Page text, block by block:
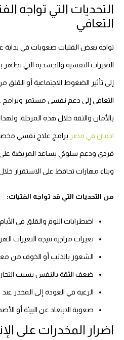
التحديات التي تواجه
التعافي
تواجه بعض الفتيات صعوبات في بداية
التغيرات النفسية والجسدية التي
إلى تأثير الضغوط الاجتماعية أو القلق
التعافي إلى دعم نفسي مستمر وبرامج
بالأمان والثقة خلال هذه المرحلة،
ادمان في مصر برامج علاج نفسي
فردي ودعم سلوكي يساعد المريضة
وبناء مهارات تحافظ على الاستقرار
من التحديات التي قد تواجه الفتيات:
اضطرابات النوم والقلق في
تغيرات مزاجية نتيجة التغيرات
الشعور بالذنب أو الخوف من
ضعف الثقة بالنفس بسبب
الرغبة في العودة إلى المخدر
صعوبة الابتعاد عن البيئة أو
اضرار المخدرات على